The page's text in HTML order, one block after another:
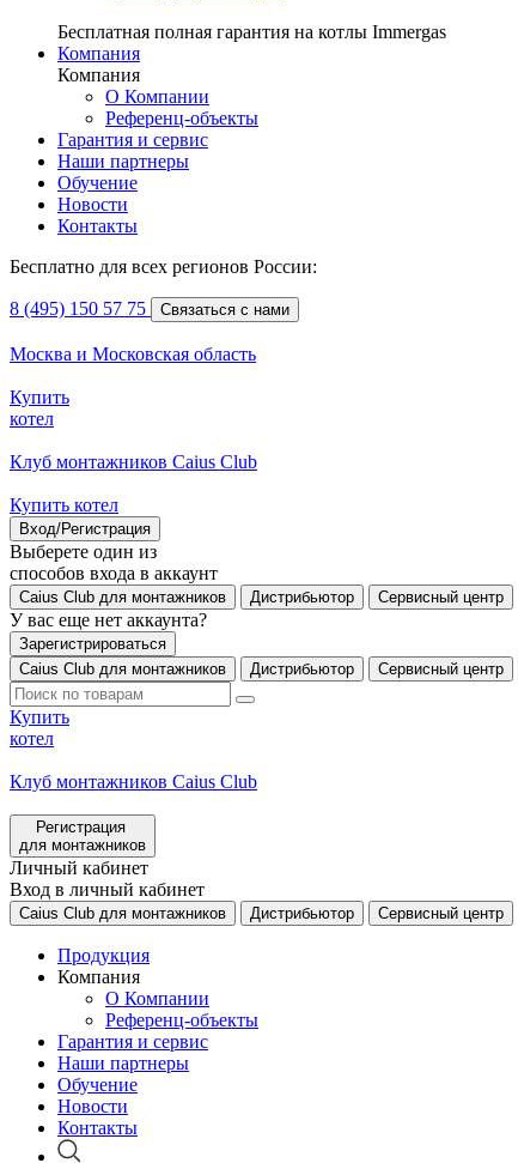
Бесплатная полная гарантия на котлы Immergas
Компания
Компания
О Компании
Референц-объекты
Гарантия и сервис
Наши партнеры
Обучение
Новости
Контакты
Бесплатно для всех регионов России:
8 (495) 150 57 75 Связаться с нами
Москва и Московская область
Купить
котел
Клуб монтажников Caius Club
Купить котел
Вход/Регистрация
Выберете один из
способов входа в аккаунт
Caius Club для монтажников Дистрибьютор Сервисный центр
У вас еще нет аккаунта?
Зарегистрироваться
Caius Club для монтажников
Дистрибьютор Сервисный центр
Купить
котел
Клуб монтажников Caius Club
Регистрация
для монтажников
Личный кабинет
Вход в личный кабинет
Caius Club для монтажников Дистрибьютор Сервисный центр
Продукция
Компания
О Компании
Референц-объекты
Гарантия и сервис
Наши партнеры
Обучение
Новости
Контакты